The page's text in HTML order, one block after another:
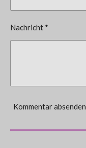
Nachricht *
Kommentar absenden